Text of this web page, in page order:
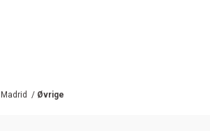
Madrid / Øvrige